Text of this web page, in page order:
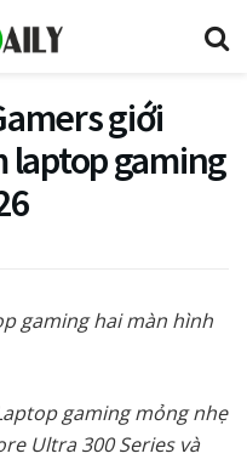
giới
laptop gaming
gaming hai màn hình
gaming mỏng nhẹ
Ultra 300 Series và